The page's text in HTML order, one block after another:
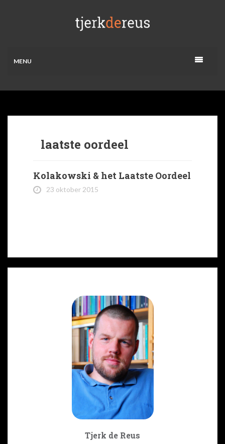
MENU
laatste oordeel
Kolakowski & het Laatste Oordeel
23 oktober 2015
Tjerk de Reus